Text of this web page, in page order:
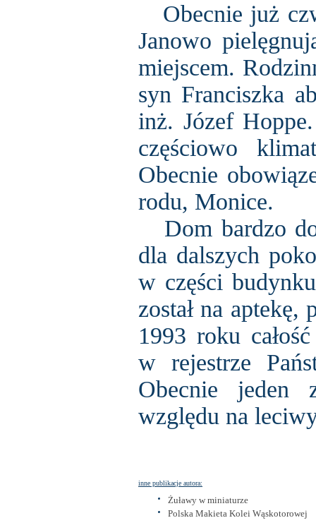
Obecnie już
Janowo
miejscem.
syn Franciszka
inż. Józef
częściowo
Obecnie
rodu, Monice.
Dom bardzo
dla dalszych
w części
został na
1993 roku
w rejestrze
Obecnie jeden
względu na
inne publikacje autora:
Żuławy w miniaturze
Polska Makieta Kolei Wąskotorowej